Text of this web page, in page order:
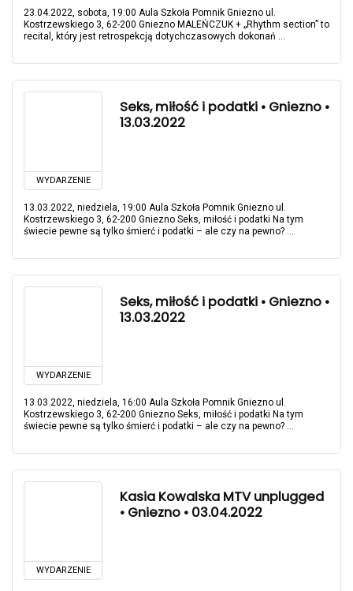
23.04.2022, sobota, 19:00 Aula Szkoła Pomnik Gniezno ul.
Kostrzewskiego 3, 62-200 Gniezno MALEŃCZUK + „Rhythm section” to
recital, który jest retrospekcją dotychczasowych dokonań ...
WYDARZENIE
Seks, miłość i podatki • Gniezno •
13.03.2022
13.03.2022, niedziela, 19:00 Aula Szkoła Pomnik Gniezno ul.
Kostrzewskiego 3, 62-200 Gniezno Seks, miłość i podatki Na tym
świecie pewne są tylko śmierć i podatki – ale czy na pewno? ...
WYDARZENIE
Seks, miłość i podatki • Gniezno •
13.03.2022
13.03.2022, niedziela, 16:00 Aula Szkoła Pomnik Gniezno ul.
Kostrzewskiego 3, 62-200 Gniezno Seks, miłość i podatki Na tym
świecie pewne są tylko śmierć i podatki – ale czy na pewno? ...
WYDARZENIE
Kasia Kowalska MTV unplugged
• Gniezno • 03.04.2022